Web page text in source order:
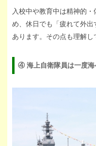
入校中や教育中は精神的
め、休日でも「疲れて外
あります。その点も理解し
④ 海上自衛隊員は一度海